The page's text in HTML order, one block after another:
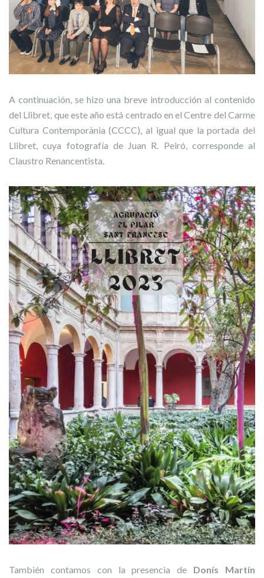
A continuación, se hizo una breve introducción al contenido
del Llibret, que este año está centrado en el Centre del Carme
Cultura Contemporània (CCCC), al igual que la portada del
Llibret, cuya fotografía de Juan R. Peiró, corresponde al
Claustro Renancentista.
También contamos con la presencia de Donís Martín